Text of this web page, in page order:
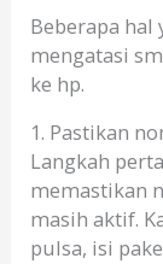
Beberapa
mengatasi
ke hp.
1. Pastikan
Langkah
memastikan
masih aktif.
pulsa, isi